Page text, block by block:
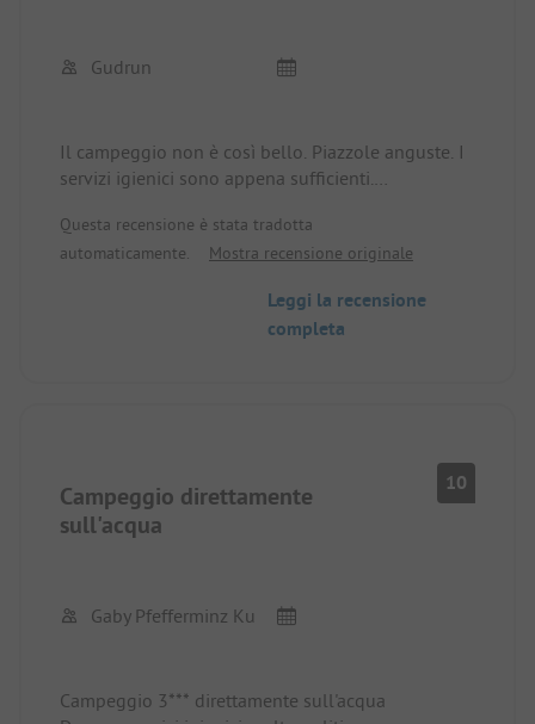
Gudrun
Il campeggio non è così bello. Piazzole anguste. I
servizi igienici sono appena sufficienti.
L'unica cosa bella è la spiaggia e il mare.
Questa recensione è stata tradotta
automaticamente.
Mostra recensione originale
Leggi la recensione
completa
Campeggio direttamente
sull'acqua
10
Gaby Pfefferminz Ku
Campeggio 3*** direttamente sull'acqua